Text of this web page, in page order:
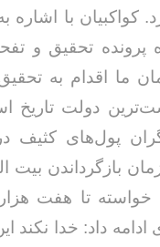
کواکبیان با اشاره
تحقیق و
ما اقدام به
دولت
پول‌های کثیف
بازگرداندن بیت
تا هفت هزار
داد: خدا نکند